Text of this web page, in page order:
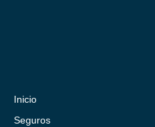
Inicio
Seguros